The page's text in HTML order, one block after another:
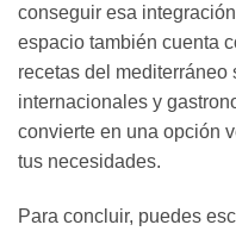
conseguir esa
espacio también cuenta
recetas del
internacionales y
convierte en una opción
tus necesidades.
Para concluir, puedes